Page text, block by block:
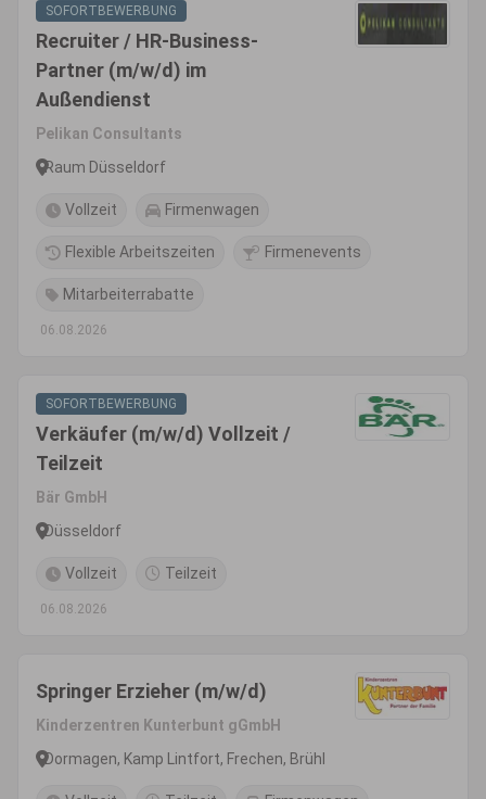
SOFORTBEWERBUNG
Recruiter / HR-Business-
Partner (m/w/d) im
Außendienst
Pelikan Consultants
Raum Düsseldorf
Vollzeit Firmenwagen
Flexible Arbeitszeiten Firmenevents
Mitarbeiterrabatte
06.08.2026
SOFORTBEWERBUNG
Verkäufer (m/w/d) Vollzeit /
Teilzeit
Bär GmbH
Düsseldorf
Vollzeit Teilzeit
06.08.2026
Springer Erzieher (m/w/d)
Kinderzentren Kunterbunt gGmbH
Dormagen, Kamp Lintfort, Frechen, Brühl